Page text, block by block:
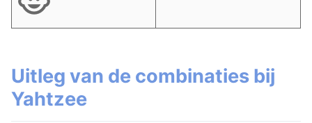
Uitleg van de combinaties bij
Yahtzee